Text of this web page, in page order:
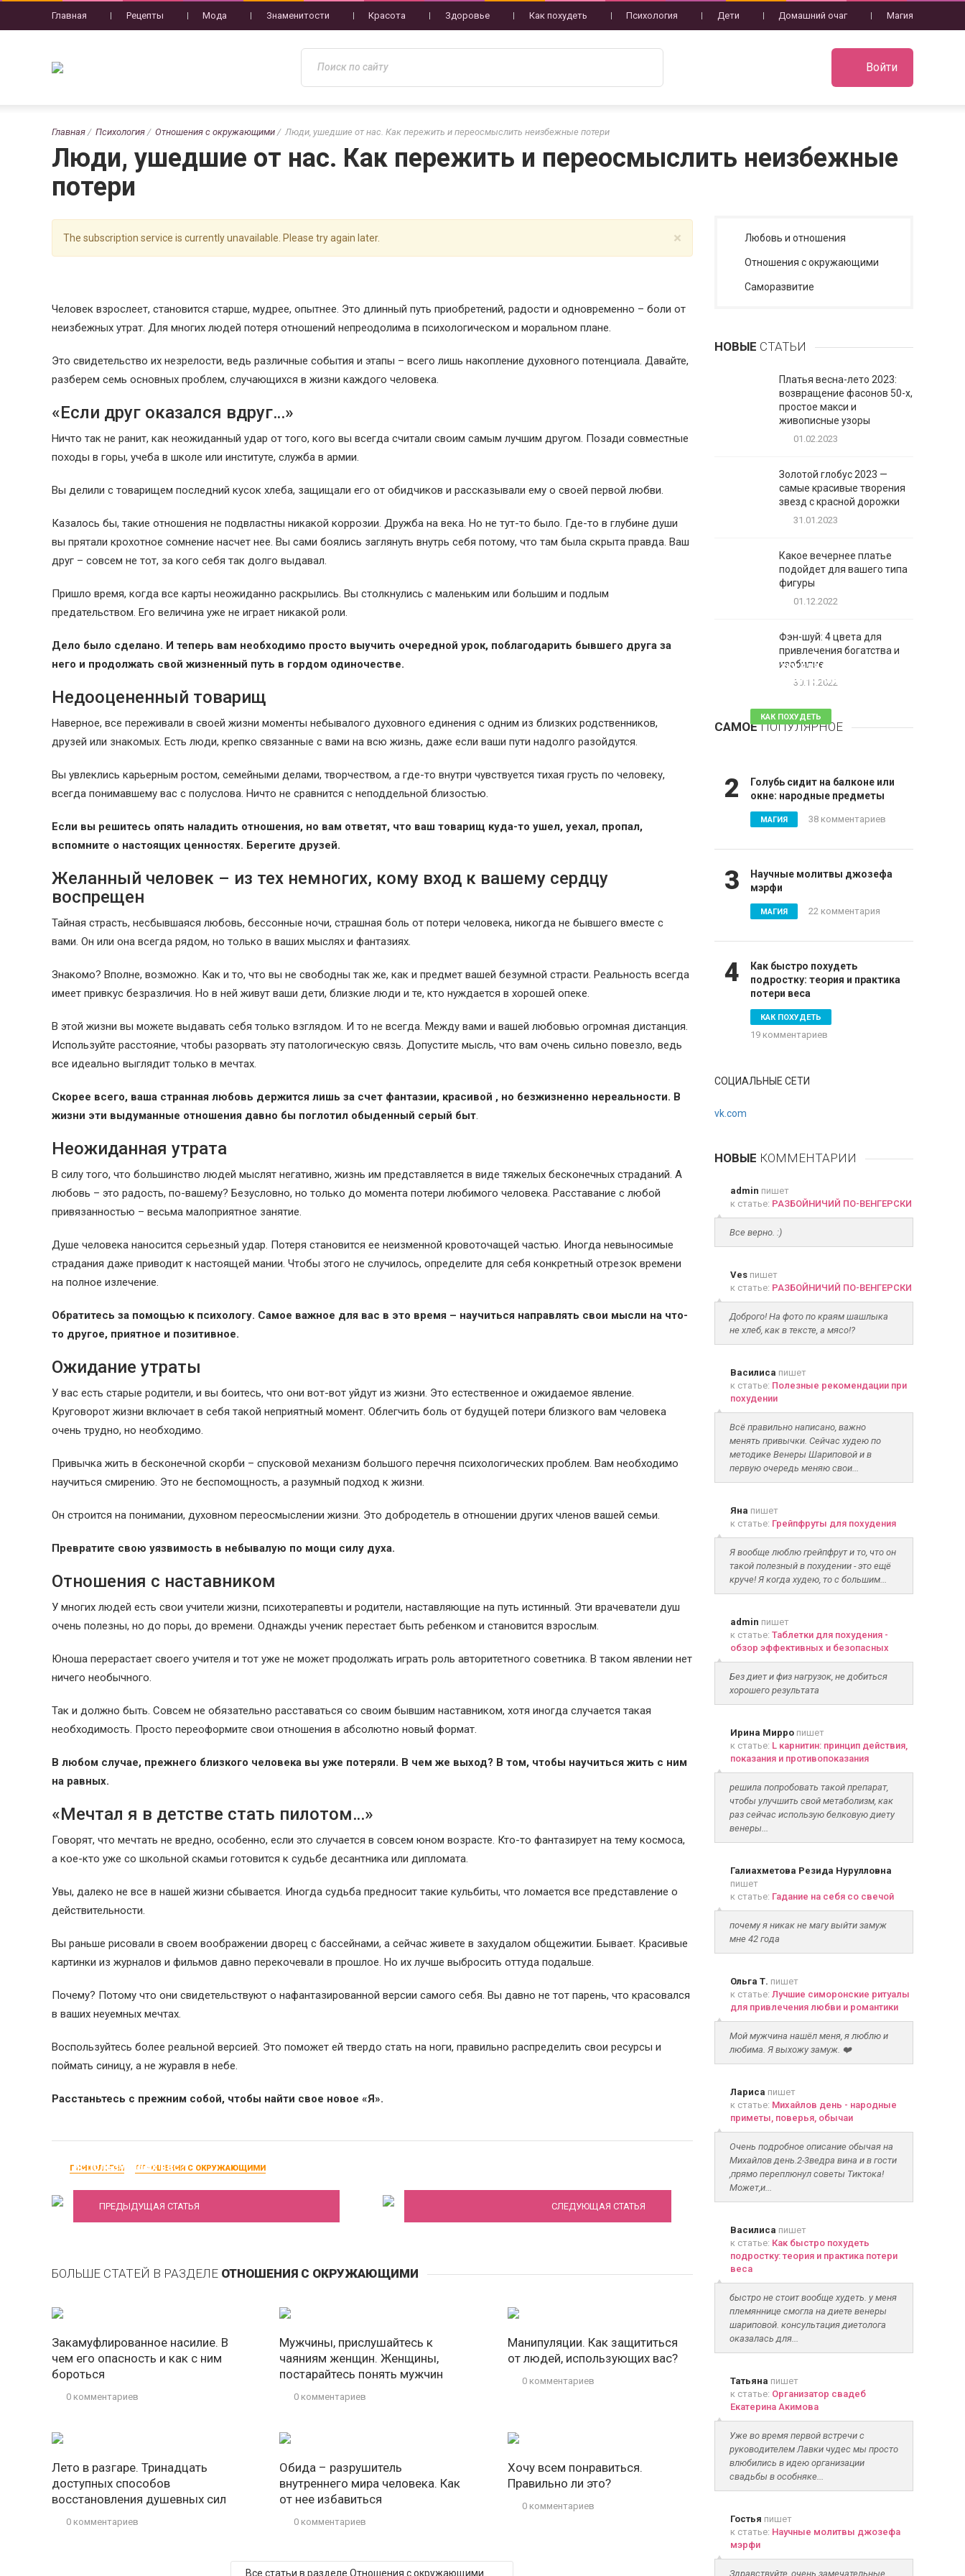
Главная Рецепты Мода Знаменитости Красота Здоровье Как похудеть Психология Дети Домашний очаг Магия
Войти
Главная Психология Отношения с окружающими Люди, ушедшие от нас. Как пережить и переосмыслить неизбежные потери
Люди, ушедшие от нас. Как пережить и переосмыслить неизбежные
потери
×
The subscription service is currently unavailable. Please try again later.
Человек взрослеет, становится старше, мудрее, опытнее. Это длинный путь приобретений, радости и одновременно – боли от
неизбежных утрат. Для многих людей потеря отношений непреодолима в психологическом и моральном плане.
Это свидетельство их незрелости, ведь различные события и этапы – всего лишь накопление духовного потенциала. Давайте,
разберем семь основных проблем, случающихся в жизни каждого человека.
«Если друг оказался вдруг…»
Ничто так не ранит, как неожиданный удар от того, кого вы всегда считали своим самым лучшим другом. Позади совместные
походы в горы, учеба в школе или институте, служба в армии.
Вы делили с товарищем последний кусок хлеба, защищали его от обидчиков и рассказывали ему о своей первой любви.
Казалось бы, такие отношения не подвластны никакой коррозии. Дружба на века. Но не тут-то было. Где-то в глубине души
вы прятали крохотное сомнение насчет нее. Вы сами боялись заглянуть внутрь себя потому, что там была скрыта правда. Ваш
друг – совсем не тот, за кого себя так долго выдавал.
Пришло время, когда все карты неожиданно раскрылись. Вы столкнулись с маленьким или большим и подлым
предательством. Его величина уже не играет никакой роли.
Дело было сделано. И теперь вам необходимо просто выучить очередной урок, поблагодарить бывшего друга за
него и продолжать свой жизненный путь в гордом одиночестве.
Недооцененный товарищ
Наверное, все переживали в своей жизни моменты небывалого духовного единения с одним из близких родственников,
друзей или знакомых. Есть люди, крепко связанные с вами на всю жизнь, даже если ваши пути надолго разойдутся.
Вы увлеклись карьерным ростом, семейными делами, творчеством, а где-то внутри чувствуется тихая грусть по человеку,
всегда понимавшему вас с полуслова. Ничто не сравнится с неподдельной близостью.
Если вы решитесь опять наладить отношения, но вам ответят, что ваш товарищ куда-то ушел, уехал, пропал,
вспомните о настоящих ценностях. Берегите друзей.
Желанный человек – из тех немногих, кому вход к вашему сердцу
воспрещен
Тайная страсть, несбывшаяся любовь, бессонные ночи, страшная боль от потери человека, никогда не бывшего вместе с
вами. Он или она всегда рядом, но только в ваших мыслях и фантазиях.
Знакомо? Вполне, возможно. Как и то, что вы не свободны так же, как и предмет вашей безумной страсти. Реальность всегда
имеет привкус безразличия. Но в ней живут ваши дети, близкие люди и те, кто нуждается в хорошей опеке.
В этой жизни вы можете выдавать себя только взглядом. И то не всегда. Между вами и вашей любовью огромная дистанция.
Используйте расстояние, чтобы разорвать эту патологическую связь. Допустите мысль, что вам очень сильно повезло, ведь
все идеально выглядит только в мечтах.
Скорее всего, ваша странная любовь держится лишь за счет фантазии, красивой , но безжизненно нереальности. В
жизни эти выдуманные отношения давно бы поглотил обыденный серый быт.
Неожиданная утрата
В силу того, что большинство людей мыслят негативно, жизнь им представляется в виде тяжелых бесконечных страданий. А
любовь – это радость, по-вашему? Безусловно, но только до момента потери любимого человека. Расставание с любой
привязанностью – весьма малоприятное занятие.
Душе человека наносится серьезный удар. Потеря становится ее неизменной кровоточащей частью. Иногда невыносимые
страдания даже приводит к настоящей мании. Чтобы этого не случилось, определите для себя конкретный отрезок времени
на полное излечение.
Обратитесь за помощью к психологу. Самое важное для вас в это время – научиться направлять свои мысли на что-
то другое, приятное и позитивное.
Ожидание утраты
У вас есть старые родители, и вы боитесь, что они вот-вот уйдут из жизни. Это естественное и ожидаемое явление.
Круговорот жизни включает в себя такой неприятный момент. Облегчить боль от будущей потери близкого вам человека
очень трудно, но необходимо.
Привычка жить в бесконечной скорби – спусковой механизм большого перечня психологических проблем. Вам необходимо
научиться смирению. Это не беспомощность, а разумный подход к жизни.
Он строится на понимании, духовном переосмыслении жизни. Это добродетель в отношении других членов вашей семьи.
Превратите свою уязвимость в небывалую по мощи силу духа.
Отношения с наставником
У многих людей есть свои учители жизни, психотерапевты и родители, наставляющие на путь истинный. Эти врачеватели душ
очень полезны, но до поры, до времени. Однажды ученик перестает быть ребенком и становится взрослым.
Юноша перерастает своего учителя и тот уже не может продолжать играть роль авторитетного советника. В таком явлении нет
ничего необычного.
Так и должно быть. Совсем не обязательно расставаться со своим бывшим наставником, хотя иногда случается такая
необходимость. Просто переоформите свои отношения в абсолютно новый формат.
В любом случае, прежнего близкого человека вы уже потеряли. В чем же выход? В том, чтобы научиться жить с ним
на равных.
«Мечтал я в детстве стать пилотом…»
Говорят, что мечтать не вредно, особенно, если это случается в совсем юном возрасте. Кто-то фантазирует на тему космоса,
а кое-кто уже со школьной скамьи готовится к судьбе десантника или дипломата.
Увы, далеко не все в нашей жизни сбывается. Иногда судьба предносит такие кульбиты, что ломается все представление о
действительности.
Вы раньше рисовали в своем воображении дворец с бассейнами, а сейчас живете в захудалом общежитии. Бывает. Красивые
картинки из журналов и фильмов давно перекочевали в прошлое. Но их лучше выбросить оттуда подальше.
Почему? Потому что они свидетельствуют о нафантазированной версии самого себя. Вы давно не тот парень, что красовался
в ваших неуемных мечтах.
Воспользуйтесь более реальной версией. Это поможет ей твердо стать на ноги, правильно распределить свои ресурсы и
поймать синицу, а не журавля в небе.
Расстаньтесь с прежним собой, чтобы найти свое новое «Я».
ПСИХОЛОГИЯ ОТНОШЕНИЯ С ОКРУЖАЮЩИМИ
использующих вас?
ПРЕДЫДУЩАЯ СТАТЬЯ СЛЕДУЮЩАЯ СТАТЬЯ
БОЛЬШЕ СТАТЕЙ В РАЗДЕЛЕ ОТНОШЕНИЯ С ОКРУЖАЮЩИМИ
Закамуфлированное насилие. В
чем его опасность и как с ним
бороться
0 комментариев
Мужчины, прислушайтесь к
чаяниям женщин. Женщины,
постарайтесь понять мужчин
0 комментариев
Манипуляции. Как защититься
от людей, использующих вас?
0 комментариев
Лето в разгаре. Тринадцать
доступных способов
восстановления душевных сил
0 комментариев
Обида – разрушитель
внутреннего мира человека. Как
от нее избавиться
0 комментариев
Хочу всем понравиться.
Правильно ли это?
0 комментариев
Все статьи в разделе Отношения с окружающими
Любовь и отношения
Отношения с окружающими
Саморазвитие
НОВЫЕ СТАТЬИ
Платья весна-лето 2023:
возвращение фасонов 50-х,
простое макси и
живописные узоры
01.02.2023
Золотой глобус 2023 —
самые красивые творения
звезд с красной дорожки
31.01.2023
Какое вечернее платье
подойдет для вашего типа
фигуры
01.12.2022
Фэн-шуй: 4 цвета для
привлечения богатства и
изобилие
30.11.2022
САМОЕПОПУЛЯРНОЕ
Таблетки для похудения -
обзор эффективных и
КАК ПОХУДЕТЬ
81 комментарий
2
Голубь сидит на балконе или
окне: народные предметы
МАГИЯ 38 комментариев
3
Научные молитвы джозефа
мэрфи
МАГИЯ 22 комментария
4
Как быстро похудеть
подростку: теория и практика
потери веса
КАК ПОХУДЕТЬ
19 комментариев
СОЦИАЛЬНЫЕ СЕТИ
vk.com
НОВЫЕ КОММЕНТАРИИ
admin пишет
к статье: РАЗБОЙНИЧИЙ ПО-ВЕНГЕРСКИ
Все верно. :)
Vesпишет
к статье: РАЗБОЙНИЧИЙ ПО-ВЕНГЕРСКИ
Доброго! На фото по краям шашлыка
не хлеб, как в тексте, а мясо!?
Василиса пишет
к статье: Полезные рекомендации при
похудении
Всё правильно написано, важно
менять привычки. Сейчас худею по
методике Венеры Шариповой и в
первую очередь меняю свои...
Яна пишет
к статье: Грейпфруты для похудения
Я вообще люблю грейпфрут и то, что он
такой полезный в похудении - это ещё
круче! Я когда худею, то с большим...
admin пишет
к статье: Таблетки для похудения -
обзор эффективных и безопасных
Без диет и физ нагрузок, не добиться
хорошего результата
Ирина Мирропишет
к статье: L карнитин: принцип действия,
показания и противопоказания
решила попробовать такой препарат,
чтобы улучшить свой метаболизм, как
раз сейчас использую белковую диету
венеры...
Галиахметова Резида Нурулловна
пишет
к статье: Гадание на себя со свечой
почему я никак не магу выйти замуж
мне 42 года
Ольга Т. пишет
к статье: Лучшие симоронские ритуалы
для привлечения любви и романтики
Мой мужчина нашёл меня, я люблю и
любима. Я выхожу замуж. ❤️
Лариса пишет
к статье: Михайлов день - народные
приметы, поверья, обычаи
Очень подробное описание обычая на
Михайлов день.2-3ведра вина и в гости
,прямо переплюнул советы Тиктока!
Может,и...
Василиса пишет
к статье: Как быстро похудеть
подростку: теория и практика потери
веса
быстро не стоит вообще худеть. у меня
племяннице смогла на диете венеры
шариповой. консультация диетолога
оказалась для...
Татьяна пишет
к статье: Организатор свадеб
Екатерина Акимова
Уже во время первой встречи с
руководителем Лавки чудес мы просто
влюбились в идею организации
свадьбы в особняке...
Гостья пишет
к статье: Научные молитвы джозефа
мэрфи
Здравствуйте, очень замечательные